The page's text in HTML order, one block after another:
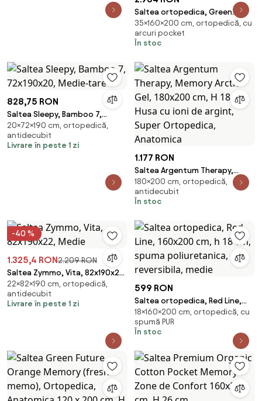
Saltea ortopedica, Green
Future, California, 160x200x35
cm, arcuri POCKET, 3 cm spuma
Memory Arctic Gel 7 Zone de
35×160×200 cm, ortopedică, cu
arcuri pocket
În stoc
828,75 RON
Saltea Sleepy, Bamboo 7,
72x190x20, Medie-tare
20×72×190 cm, ortopedică,
antidecubit
Livrare în peste 1 zi
1.177 RON
Saltea Argentum Therapy,
Memory Arctic Gel, 180x200
cm, H 18 cm, Husa cu ioni de
argint, Super Ortopedica,
180×200 cm, ortopedică,
antidecubit
În stoc
-40 %
1.325,4 RON2.209 RON
Saltea Zymmo, Vita, 82x190x22,
Medie
22×82×190 cm, ortopedică,
antidecubit
Livrare în peste 1 zi
599 RON
Saltea ortopedica, Red Line,
160x200 cm, h 18 cm, spuma
poliuretanica, reversibila,
medie
18×160×200 cm, ortopedică, cu
spumă PUR
În stoc